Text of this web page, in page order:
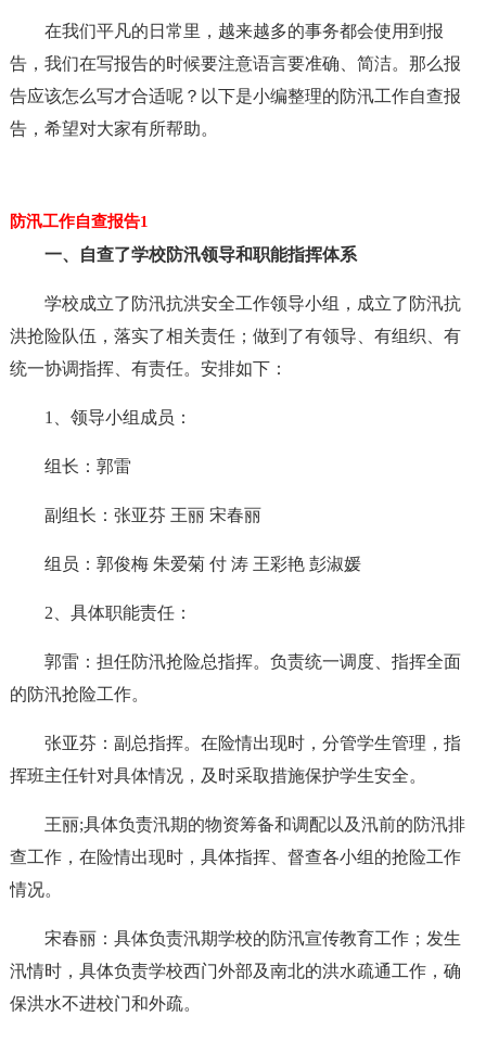
在我们平凡的日常里，越来越多的事务都会使用到报
告，我们在写报告的时候要注意语言要准确、简洁。那么报
告应该怎么写才合适呢？以下是小编整理的防汛工作自查报
告，希望对大家有所帮助。
防汛工作自查报告1
一、自查了学校防汛领导和职能指挥体系
学校成立了防汛抗洪安全工作领导小组，成立了防汛抗
洪抢险队伍，落实了相关责任；做到了有领导、有组织、有
统一协调指挥、有责任。安排如下：
1、领导小组成员：
组长：郭雷
副组长：张亚芬 王丽 宋春丽
组员：郭俊梅 朱爱菊 付 涛 王彩艳 彭淑媛
2、具体职能责任：
郭雷：担任防汛抢险总指挥。负责统一调度、指挥全面
的防汛抢险工作。
张亚芬：副总指挥。在险情出现时，分管学生管理，指
挥班主任针对具体情况，及时采取措施保护学生安全。
王丽;具体负责汛期的物资筹备和调配以及汛前的防汛排
查工作，在险情出现时，具体指挥、督查各小组的抢险工作
情况。
宋春丽：具体负责汛期学校的防汛宣传教育工作；发生
汛情时，具体负责学校西门外部及南北的洪水疏通工作，确
保洪水不进校门和外疏。